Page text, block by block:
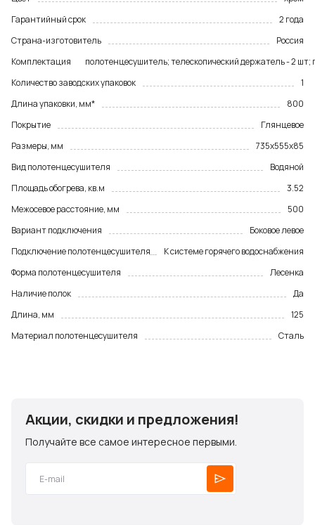
Гарантийный срок
2 года
Страна-изготовитель
Россия
Комплектация
полотенцесушитель; телескопический держатель - 2 шт;
Количество заводских упаковок
1
Длина упаковки, мм*
800
Покрытие
Глянцевое
Размеры, мм
735х555х85
Вид полотенцесушителя
Водяной
Площадь обогрева, кв.м
3.52
Межосевое расстояние, мм
500
Вариант подключения
Боковое левое
Подключение полотенцесушителя
К системе горячего водоснабжения
Форма полотенцесушителя
Лесенка
Наличие полок
Да
Длина, мм
125
Материал полотенцесушителя
Сталь
Акции, скидки и предложения!
Получайте все самое интересное первыми.